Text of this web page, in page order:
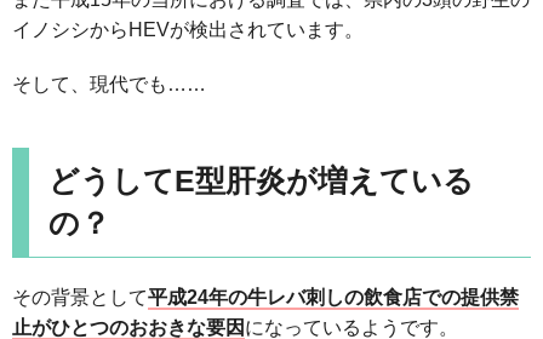
イノシシからHEVが検出されています。
そして、現代でも……
どうしてE型肝炎が増えている
の？
その背景として平成24年の牛レバ刺しの飲食店での提供禁
止がひとつのおおきな要因 になっているようです。